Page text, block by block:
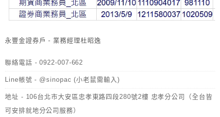
永豐金證券戶 - 業務經理杜昭逸
聯絡電話 - 0922-007-662
Line帳號 - @sinopac (小老鼠需輸入)
地址 - 106台北市大安區忠孝東路四段280號2樓 忠孝分公司（全台皆
可安排就地分公司服務）